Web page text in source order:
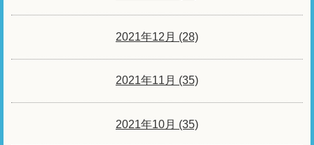
2021年12月 (28)
2021年11月 (35)
2021年10月 (35)